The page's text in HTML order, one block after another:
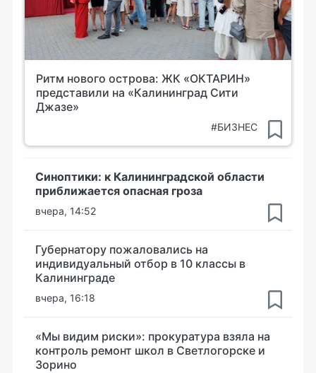
Ритм нового острова: ЖК «ОКТАРИН»
представили на «Калининград Сити
Джазе»
#БИЗНЕС
Синоптики: к Калининградской области
приближается опасная гроза
вчера, 14:52
Губернатору пожаловались на
индивидуальный отбор в 10 классы в
Калининграде
вчера, 16:18
«Мы видим риски»: прокуратура взяла на
контроль ремонт школ в Светлогорске и
Зорино